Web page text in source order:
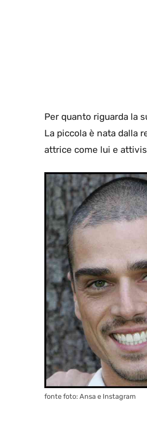
Per quanto riguarda la
La piccola è nata dalla
attrice come lui e
fonte foto: Ansa e Instagram